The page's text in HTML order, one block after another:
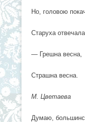
Но, головою
Старуха
— Грешна весна,
Страшна весна.
М. Цветаева
Думаю,